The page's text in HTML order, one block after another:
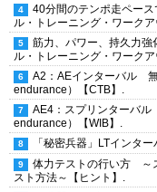
40分間のテンポ走ペー
ル・トレーニング・ワーク
筋力、パワー、持久力
ル・トレーニング・ワーク
A2：AEインターバル
endurance）【CTB】.
AE4：スプリンターバ
endurance）【WIB】.
「秘密兵器」LTインタ
体力テストの行い方 ～
スト方法～【ヒント】.